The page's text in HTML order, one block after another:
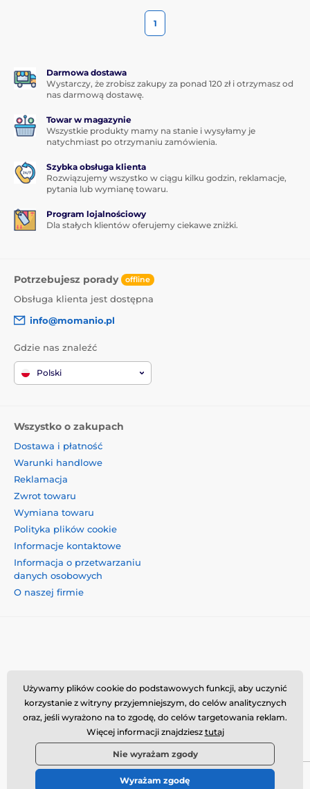
1
Darmowa dostawa
Wystarczy, że zrobisz zakupy za ponad 120 zł i otrzymasz od
nas darmową dostawę.
Towar w magazynie
Wszystkie produkty mamy na stanie i wysyłamy je
natychmiast po otrzymaniu zamówienia.
Szybka obsługa klienta
Rozwiązujemy wszystko w ciągu kilku godzin, reklamacje,
pytania lub wymianę towaru.
Program lojalnościowy
Dla stałych klientów oferujemy ciekawe zniżki.
Potrzebujesz porady offline
Obsługa klienta jest dostępna
info@momanio.pl
Gdzie nas znaleźć
Polski
Wszystko o zakupach
Dostawa i płatność
Warunki handlowe
Reklamacja
Zwrot towaru
Wymiana towaru
Polityka plików cookie
Informacje kontaktowe
Informacja o przetwarzaniu
danych osobowych
O naszej firmie
Momanio s.r.o., Okružní 361/14, 74718, Píšť, Czechy,
VAT: CZ09604707, info@momanio.pl
© 2026 www.momanio.pl ⦁ Utworzono e-sklep
Używamy plików cookie do podstawowych funkcji, aby uczynić
korzystanie z witryny przyjemniejszym, do celów analitycznych
oraz, jeśli wyrażono na to zgodę, do celów targetowania reklam.
Więcej informacji znajdziesz tutaj
Nie wyrażam zgody
Wyrażam zgodę